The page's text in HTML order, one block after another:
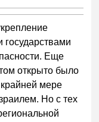
Еще
открыто было
мере
Но с тех